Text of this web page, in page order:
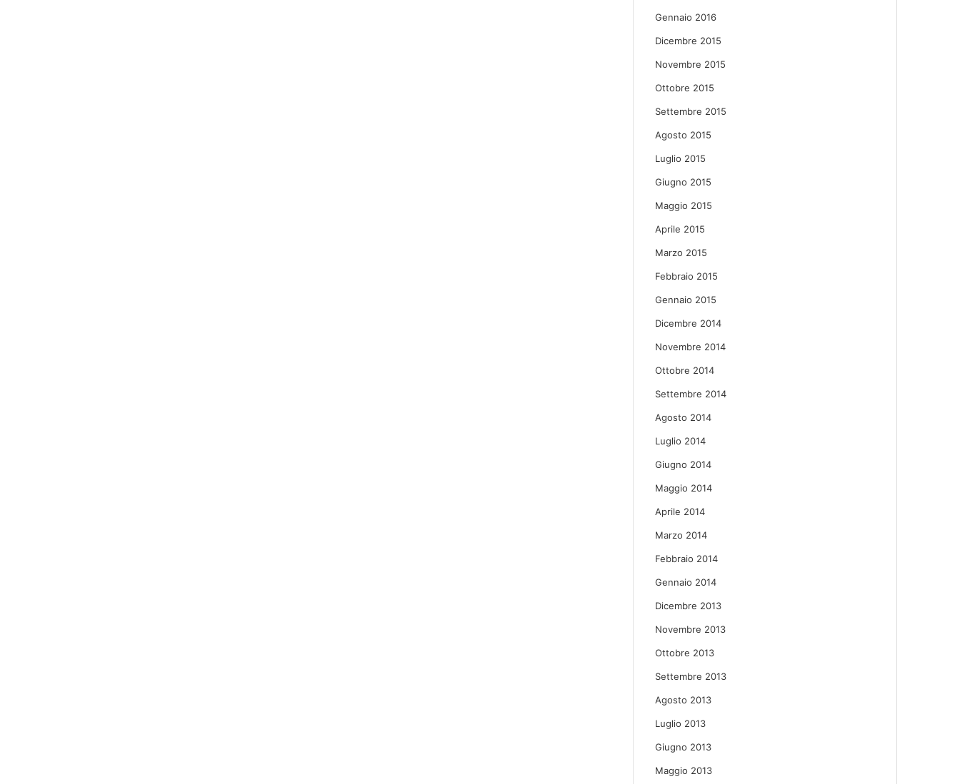
Gennaio 2016
Dicembre 2015
Novembre 2015
Ottobre 2015
Settembre 2015
Agosto 2015
Luglio 2015
Giugno 2015
Maggio 2015
Aprile 2015
Marzo 2015
Febbraio 2015
Gennaio 2015
Dicembre 2014
Novembre 2014
Ottobre 2014
Settembre 2014
Agosto 2014
Luglio 2014
Giugno 2014
Maggio 2014
Aprile 2014
Marzo 2014
Febbraio 2014
Gennaio 2014
Dicembre 2013
Novembre 2013
Ottobre 2013
Settembre 2013
Agosto 2013
Luglio 2013
Giugno 2013
Maggio 2013